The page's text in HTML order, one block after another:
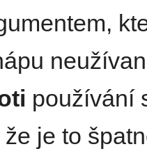
používání
že je to